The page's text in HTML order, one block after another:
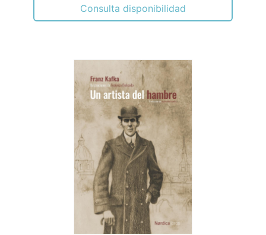
Consulta disponibilidad